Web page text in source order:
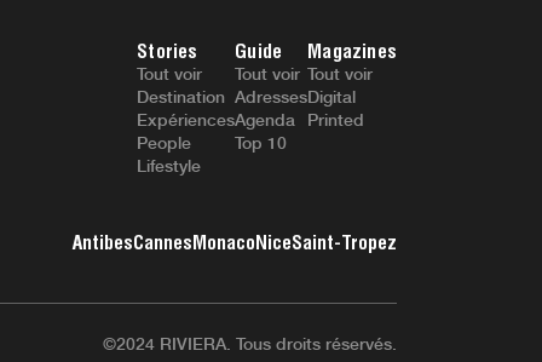
Stories
Tout voir
Destination
Expériences
People
Lifestyle
Guide
Tout voir
Adresses
Agenda
Top 10
Magazines
Tout voir
Digital
Printed
AntibesCannesMonacoNiceSaint-Tropez
©2024 RIVIERA. Tous droits réservés.